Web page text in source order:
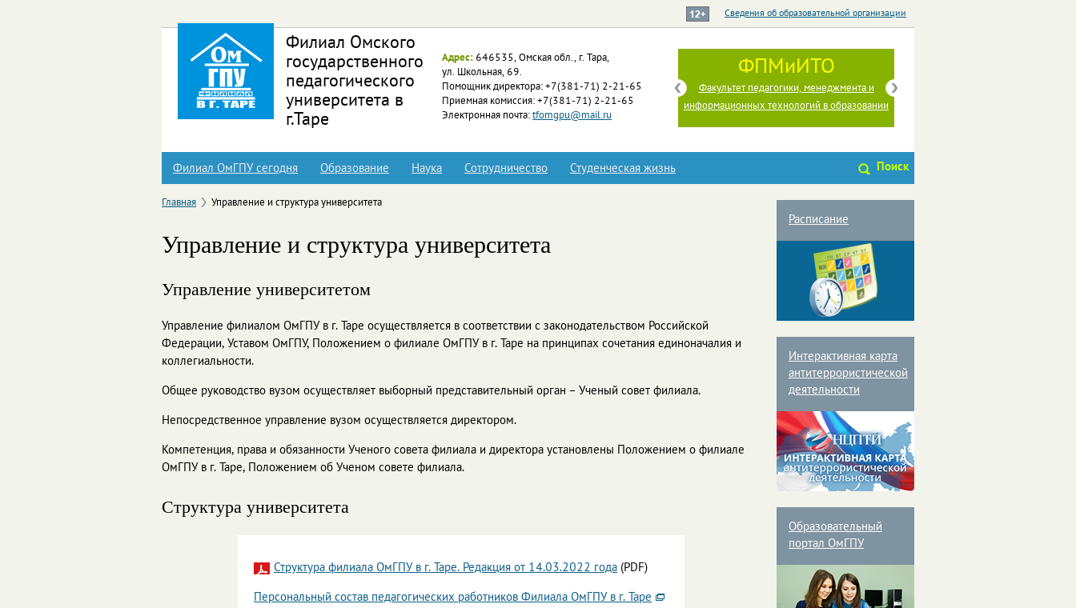
Сведения об образовательной организации
Филиал Омского
государственного
педагогического
университета в
г.Таре
Адрес: 646535, Омская обл., г. Тара,
ул. Школьная, 69.
Помощник директора: +7(381-71) 2-21-65
Приемная комиссия: +7(381-71) 2-21-65
Электронная почта: tfomgpu@mail.ru
ФФИиП
Факультет филологии, истории и права
ФПМиИТО
Факультет педагогики, менеджмента и
информационных технологий в образовании
Филиал ОмГПУ сегодня Образование Наука Сотрудничество Студенческая жизнь Поиск
Главная Управление и структура университета
Управление и структура университета
Управление университетом
Управление филиалом ОмГПУ в г. Таре осуществляется в соответствии с законодательством Российской
Федерации, Уставом ОмГПУ, Положением о филиале ОмГПУ в г. Таре на принципах сочетания единоначалия и
коллегиальности.
Общее руководство вузом осуществляет выборный представительный орган – Ученый совет филиала.
Непосредственное управление вузом осуществляется директором.
Компетенция, права и обязанности Ученого совета филиала и директора установлены Положением о филиале
ОмГПУ в г. Таре, Положением об Ученом совете филиала.
Структура университета
Структура филиала ОмГПУ в г. Таре. Редакция от 14.03.2022 года (PDF)
Персональный состав педагогических работников Филиала ОмГПУ в г. Таре
Расписание
Интерактивная карта
антитеррористической
деятельности
Образовательный
портал ОмГПУ